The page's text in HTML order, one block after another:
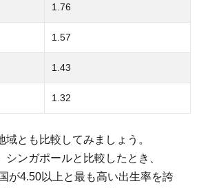
1.76
1.57
1.43
1.32
域とも比較してみましょう。
ンガポールと比較したとき、
が4.50以上と最も高い出生率を誇